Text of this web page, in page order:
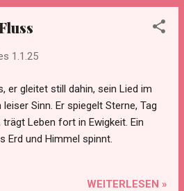
1.1.25
er gleitet still dahin, sein Lied im
leiser Sinn. Er spiegelt Sterne, Tag
trägt Leben fort in Ewigkeit. Ein
Erd und Himmel spinnt.
WEITERLESEN »